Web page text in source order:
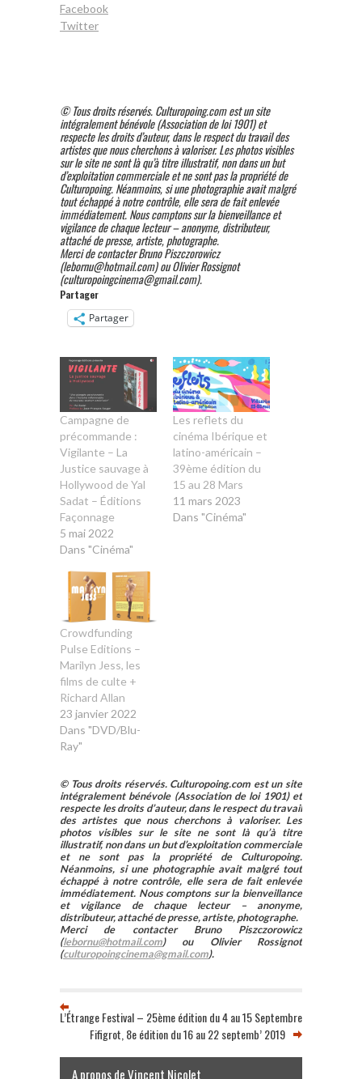
Facebook
Twitter
© Tous droits réservés. Culturopoing.com est un site
intégralement bénévole (Association de loi 1901) et
respecte les droits d’auteur, dans le respect du travail des
artistes que nous cherchons à valoriser. Les photos visibles
sur le site ne sont là qu’à titre illustratif, non dans un but
d’exploitation commerciale et ne sont pas la propriété de
Culturopoing. Néanmoins, si une photographie avait malgré
tout échappé à notre contrôle, elle sera de fait enlevée
immédiatement. Nous comptons sur la bienveillance et
vigilance de chaque lecteur – anonyme, distributeur,
attaché de presse, artiste, photographe.
Merci de contacter Bruno Piszczorowicz
(lebornu@hotmail.com) ou Olivier Rossignot
(culturopoingcinema@gmail.com).
Partager
Partager
Campagne de
précommande :
Vigilante – La
Justice sauvage à
Hollywood de Yal
Sadat – Éditions
Façonnage
5 mai 2022
Dans "Cinéma"
Les reflets du
cinéma Ibérique et
latino-américain –
39ème édition du
15 au 28 Mars
11 mars 2023
Dans "Cinéma"
Crowdfunding
Pulse Editions –
Marilyn Jess, les
films de culte +
Richard Allan
23 janvier 2022
Dans "DVD/Blu-
Ray"
© Tous droits réservés. Culturopoing.com est un site
intégralement bénévole (Association de loi 1901) et
respecte les droits d’auteur, dans le respect du travail
des artistes que nous cherchons à valoriser. Les
photos visibles sur le site ne sont là qu’à titre
illustratif, non dans un but d’exploitation commerciale
et ne sont pas la propriété de Culturopoing.
Néanmoins, si une photographie avait malgré tout
échappé à notre contrôle, elle sera de fait enlevée
immédiatement. Nous comptons sur la bienveillance
et vigilance de chaque lecteur – anonyme,
distributeur, attaché de presse, artiste, photographe.
Merci de contacter Bruno Piszczorowicz
(lebornu@hotmail.com) ou Olivier Rossignot
(culturopoingcinema@gmail.com).
L’Étrange Festival – 25ème édition du 4 au 15 Septembre
Fifigrot, 8e édition du 16 au 22 septemb’ 2019
A propos de Vincent Nicolet